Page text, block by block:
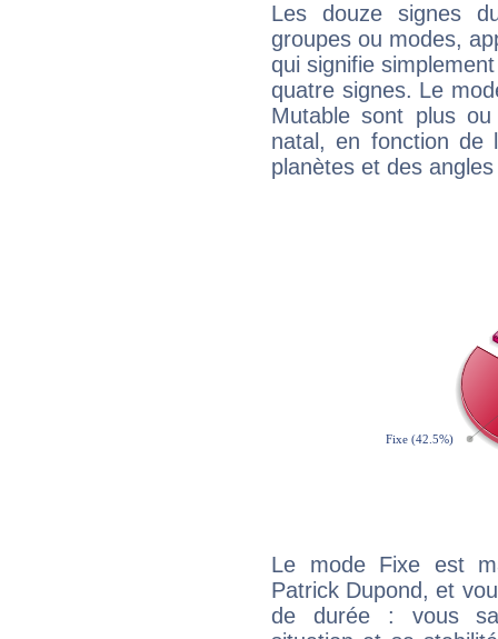
Les douze signes
groupes ou modes,
qui signifie
quatre signes. Le
Mutable sont plus
natal, en fonction de
planètes et des
Le mode Fixe est
Patrick Dupond, et
de durée : vous